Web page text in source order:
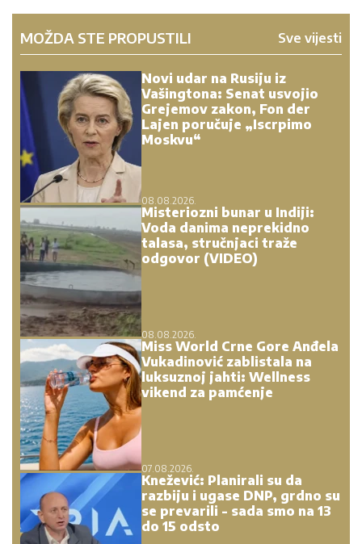
MOŽDA STE PROPUSTILI Sve vijesti
Novi udar na Rusiju iz
Vašingtona: Senat usvojio
Grejemov zakon, Fon der
Lajen poručuje „Iscrpimo
Moskvu“
08.08.2026.
Misteriozni bunar u Indiji:
Voda danima neprekidno
talasa, stručnjaci traže
odgovor (VIDEO)
08.08.2026.
Miss World Crne Gore Anđela
Vukadinović zablistala na
luksuznoj jahti: Wellness
vikend za pamćenje
07.08.2026.
Knežević: Planirali su da
razbiju i ugase DNP, grdno su
se prevarili - sada smo na 13
do 15 odsto